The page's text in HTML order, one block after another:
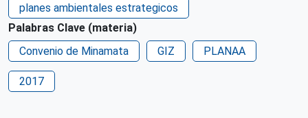
Ciudad de Origen
Lima
País de origen de la Publicación o Recurso
Perú
Patrocinio
planes ambientales estrategicos
Palabras Clave (materia)
Convenio de Minamata
GIZ PLANAA
2017